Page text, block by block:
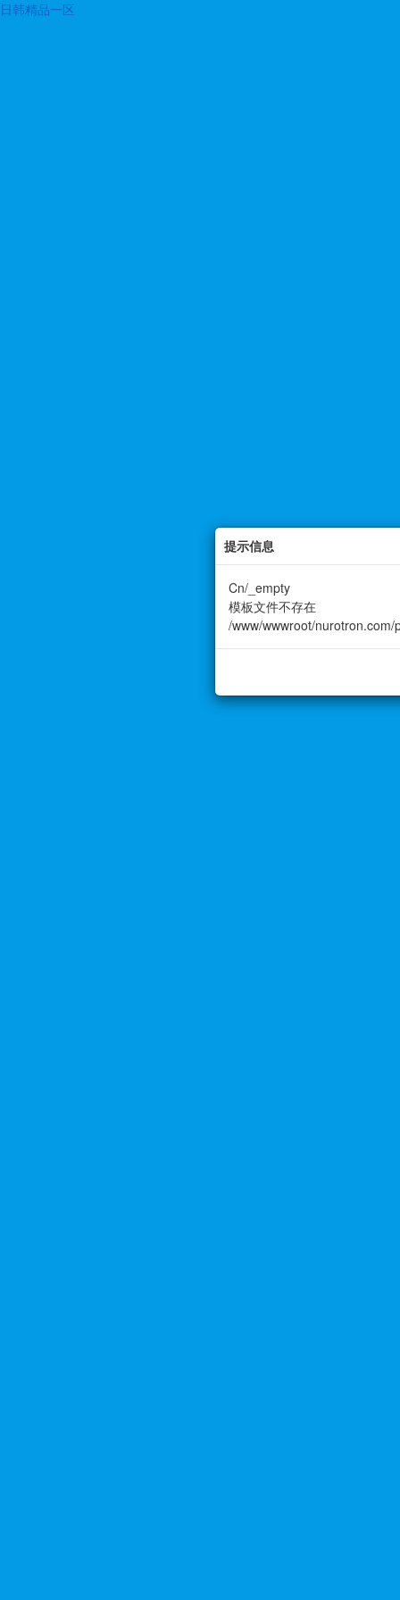
提示信息
Cn/_empty
模板文件不存在
/www/wwwroot/
日韩精品一区